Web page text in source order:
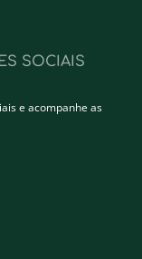
SOCIAIS
e acompanhe as